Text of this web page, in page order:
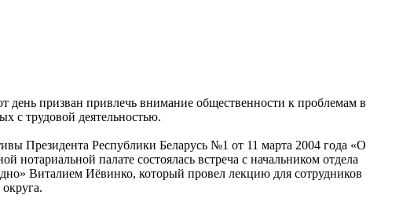
день призван привлечь внимание общественности к проблемам в
с трудовой деятельностью.
Президента Республики Беларусь №1 от 11 марта 2004 года «О
палате состоялась встреча с начальником отдела
Виталием Иёвинко, который провел лекцию для сотрудников